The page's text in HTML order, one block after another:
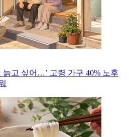
늙고 싶어…’ 고령 가구 40% 노후